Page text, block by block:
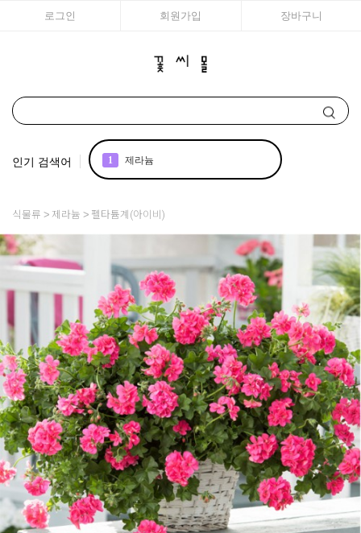
로그인 회원가입 장바구니
인기 검색어 2 국화
모종
6 접시꽃
7 에키네시아
8 로벨리아
9 비올라
10 어린모종 국화
1 제라늄
식물류 제라늄 펠타튬계(아이비)